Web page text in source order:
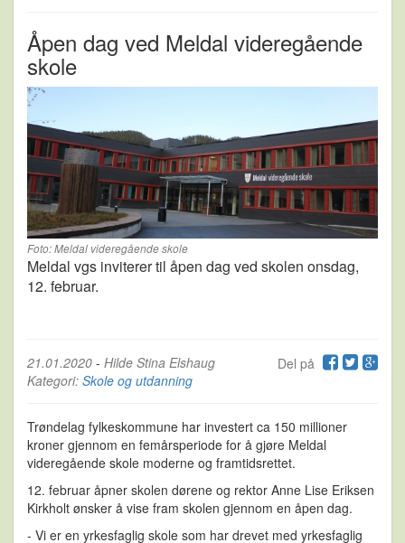
Åpen dag ved Meldal videregående
skole
Foto: Meldal videregående skole
Meldal vgs inviterer til åpen dag ved skolen onsdag,
12. februar.
Del på
21.01.2020 - Hilde Stina Elshaug
Kategori: Skole og utdanning
Trøndelag fylkeskommune har investert ca 150 millioner
kroner gjennom en femårsperiode for å gjøre Meldal
videregående skole moderne og framtidsrettet.
12. februar åpner skolen dørene og rektor Anne Lise Eriksen
Kirkholt ønsker å vise fram skolen gjennom en åpen dag.
- Vi er en yrkesfaglig skole som har drevet med yrkesfaglig